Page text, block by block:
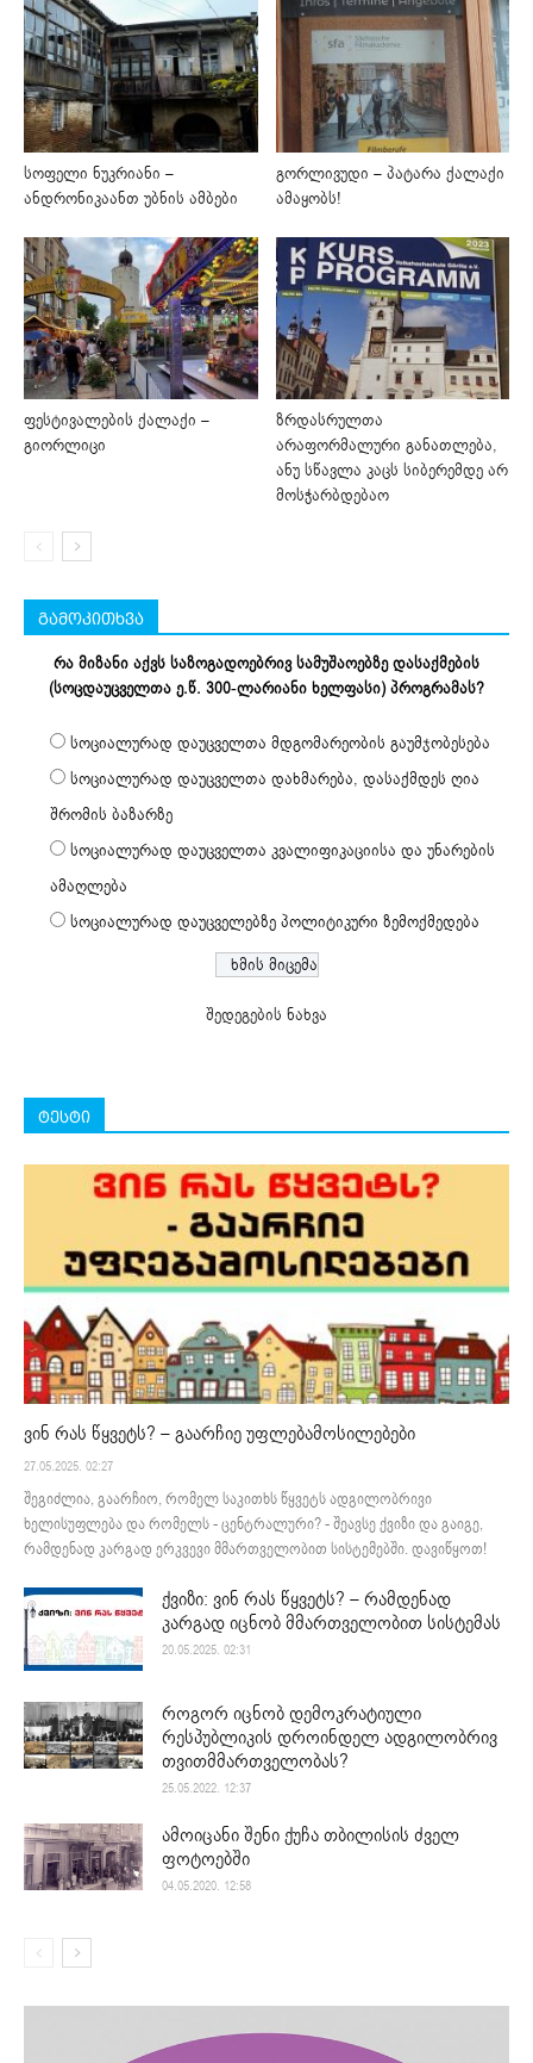
სოფელი ნუკრიანი –
ანდრონიკაანთ უბნის ამბები
გორლივუდი – პატარა ქალაქი
ამაყობს!
ფესტივალების ქალაქი –
გიორლიცი
ზრდასრულთა
არაფორმალური განათლება,
ანუ სწავლა კაცს სიბერემდე არ
მოსჭარბდებაო
გამოკითხვა
რა მიზანი აქვს საზოგადოებრივ სამუშაოებზე დასაქმების
(სოცდაუცველთა ე.წ. 300-ლარიანი ხელფასი) პროგრამას?
სოციალურად დაუცველთა მდგომარეობის გაუმჯობესება
სოციალურად დაუცველთა დახმარება, დასაქმდეს ღია
შრომის ბაზარზე
სოციალურად დაუცველთა კვალიფიკაციისა და უნარების
ამაღლება
სოციალურად დაუცველებზე პოლიტიკური ზემოქმედება
შედეგების ნახვა
ტესტი
ვინ რას წყვეტს? – გაარჩიე უფლებამოსილებები
27.05.2025. 02:27
შეგიძლია, გაარჩიო, რომელ საკითხს წყვეტს ადგილობრივი
ხელისუფლება და რომელს - ცენტრალური? - შეავსე ქვიზი და გაიგე,
რამდენად კარგად ერკვევი მმართველობით სისტემებში. დავიწყოთ!
ქვიზი: ვინ რას წყვეტს? – რამდენად
კარგად იცნობ მმართველობით სისტემას
20.05.2025. 02:31
როგორ იცნობ დემოკრატიული
რესპუბლიკის დროინდელ ადგილობრივ
თვითმმართველობას?
25.05.2022. 12:37
ამოიცანი შენი ქუჩა თბილისის ძველ
ფოტოებში
04.05.2020. 12:58